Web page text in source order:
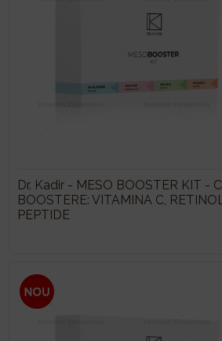
Dr. Kadir - MESO BOOSTER KIT -
BOOSTERE: VITAMINA C,
PEPTIDE